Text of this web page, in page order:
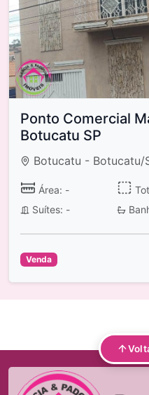
Ponto Comercial
Botucatu SP
Botucatu - Botucatu/
Área: -
Suítes: -
Venda